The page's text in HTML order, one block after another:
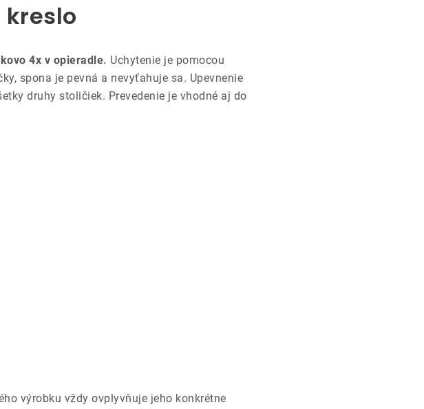
kreslo
4x v opieradle. Uchytenie je pomocou
spona je pevná a nevyťahuje sa. Upevnenie
druhy stoličiek. Prevedenie je vhodné aj do
výrobku vždy ovplyvňuje jeho konkrétne